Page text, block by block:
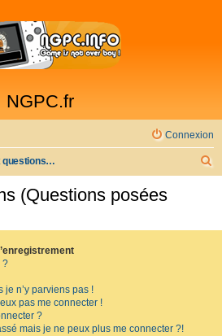
NGPC.fr
Connexion
Foire aux questions (Questions posées fréquemment)
(Questions posées
?
je n’y parviens pas !
pas me connecter !
?
mais je ne peux plus me connecter ?!